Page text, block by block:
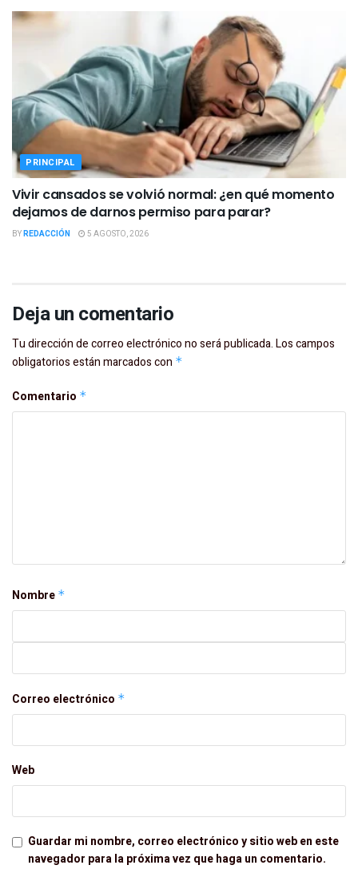
PRINCIPAL
Vivir cansados se volvió normal: ¿en qué momento
dejamos de darnos permiso para parar?
BYREDACCIÓN 5 AGOSTO, 2026
Deja un comentario
Tu dirección de correo electrónico no será publicada.Los campos
obligatorios están marcados con *
Comentario *
Nombre *
Correo electrónico *
Web
Guardar mi nombre, correo electrónico y sitio web en este
navegador para la próxima vez que haga un comentario.